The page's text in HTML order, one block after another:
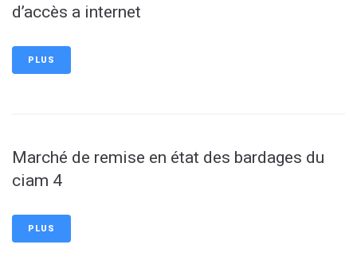
d’accès a internet
PLUS
Marché de remise en état des bardages du
ciam 4
PLUS